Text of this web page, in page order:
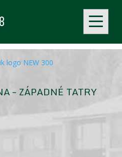
– ZÁPADNÉ TATRY